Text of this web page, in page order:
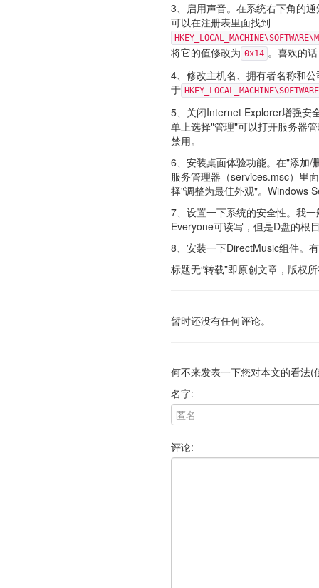
3、启用声音。在系统右下角的
可以在注册表里面找到
将它的值修改为 0x14 。喜欢的
4、修改主机名、拥有者名称和
于
5、关闭Internet Explorer增强安
单上选择"管理"可以打开服务器
禁用。
6、安装桌面体验功能。在"添加/
服务管理器（services.msc）里
择"调整为最佳外观"。Windows
7、设置一下系统的安全性。我
Everyone可读写，但是D盘的根
8、安装一下DirectMusic组件。
标题无“转载”即原创文章，版权
暂时还没有任何评论。
何不来发表一下您对本文的看法(
名字:
评论: